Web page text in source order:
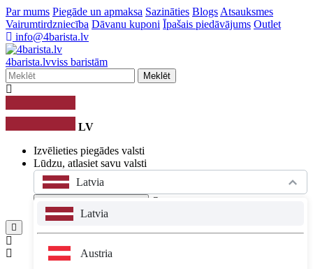
Par mums Piegāde un apmaksa Sazināties Blogs Atsauksmes
Vairumtirdzniecība Dāvanu kuponi Īpašais piedāvājums Outlet
info@4barista.lv
4barista.lvviss baristām
Meklēt
LV
Izvēlieties piegādes valsti
Lūdzu, atlasiet savu valsti
Latvia
Latvia
Austria
Or